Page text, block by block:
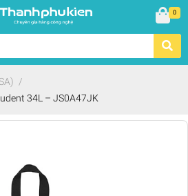
0
/
34L – JS0A47JK